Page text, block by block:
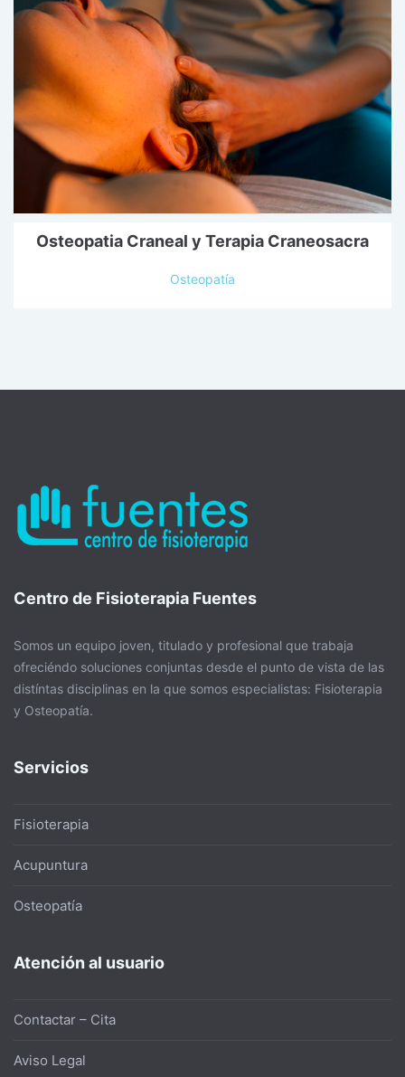
Osteopatia Craneal y Terapia Craneosacra
Osteopatía
Centro de Fisioterapia Fuentes
Somos un equipo joven, titulado y profesional que trabaja
ofreciéndo soluciones conjuntas desde el punto de vista de las
distíntas disciplinas en la que somos especialistas: Fisioterapia
y Osteopatía.
Servicios
Fisioterapia
Acupuntura
Osteopatía
Atención al usuario
Contactar – Cita
Aviso Legal